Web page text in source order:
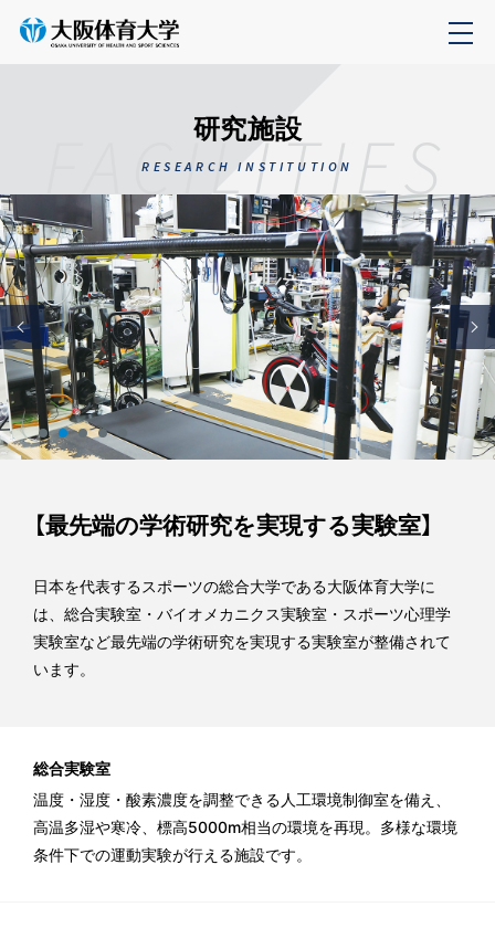
研究施設
RESEARCH INSTITUTION
FACILITIES
【最先端の学術研究を実現する実験室】
日本を代表するスポーツの総合大学である大阪体育大学に
は、総合実験室・バイオメカニクス実験室・スポーツ心理学
実験室など最先端の学術研究を実現する実験室が整備されて
います。
総合実験室
温度・湿度・酸素濃度を調整できる人工環境制御室を備え、
高温多湿や寒冷、標高5000m相当の環境を再現。多様な環境
条件下での運動実験が行える施設です。